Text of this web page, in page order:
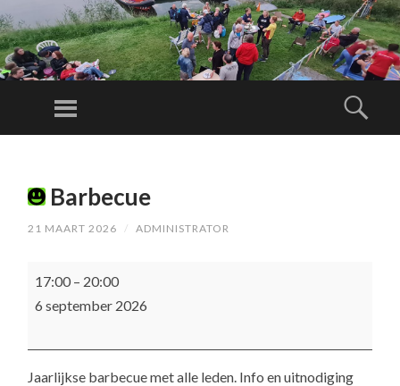
RE
RI
O
T
Menu
INHOUDBarbecue
21 MAART 2026 / ADMINISTRATOR
Barbecue
17:00 – 20:00
6 september 2026
Jaarlijkse barbecue met alle leden. Info en uitnodiging